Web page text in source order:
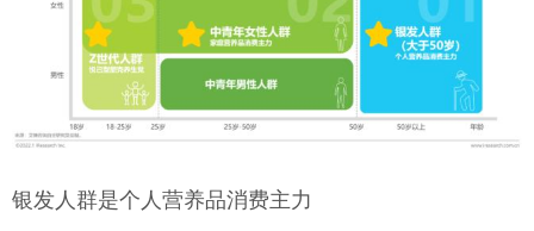
银发人群是个人营养品消费主力